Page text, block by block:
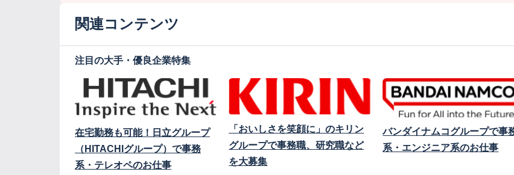
関連コンテンツ
注目の大手・優良企業特集
在宅勤務も可能！日立グループ
（HITACHIグループ）で事務
系・テレオペのお仕事
「おいしさを笑顔に」のキリン
グループで事務職、研究職など
を大募集
バンダイナムコグループで事
系・エンジニア系のお仕事